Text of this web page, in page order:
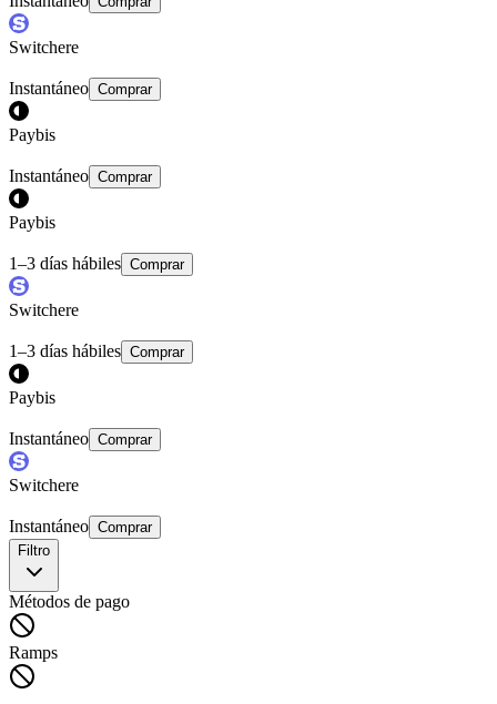
Switchere
Instantáneo Comprar
Paybis
Instantáneo Comprar
Paybis
1–3 días hábiles Comprar
Switchere
1–3 días hábiles Comprar
Paybis
Instantáneo Comprar
Switchere
Instantáneo Comprar
Filtro
Métodos de pago
Ramps